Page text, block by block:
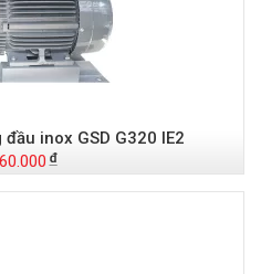
inox GSD G320 IE2